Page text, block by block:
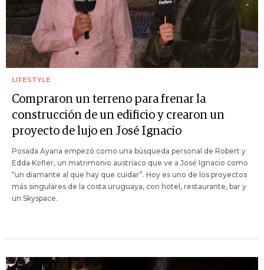
LIFESTYLE
Compraron un terreno para frenar la
construcción de un edificio y crearon un
proyecto de lujo en José Ignacio
Posada Ayana empezó como una búsqueda personal de Robert y
Edda Kofler, un matrimonio austríaco que ve a José Ignacio como
“un diamante al que hay que cuidar”. Hoy es uno de los proyectos
más singulares de la costa uruguaya, con hotel, restaurante, bar y
un Skyspace.